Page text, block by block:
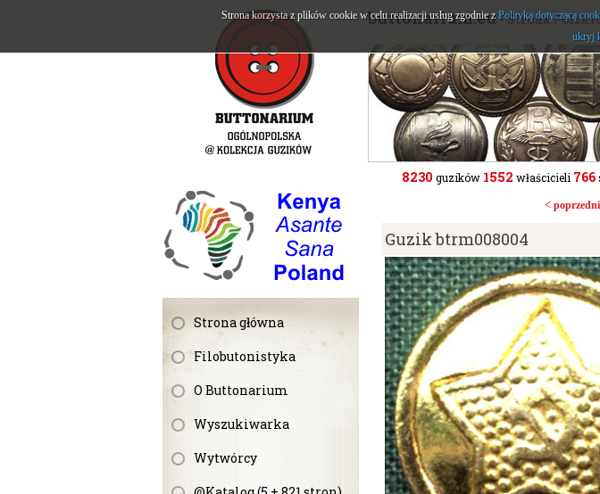
Strona główna
Filobutonistyka
O Buttonarium
Wyszukiwarka
Wytwórcy
buttonarium.eu- Strona
8230 guzików 1552 właścicieli 766
< poprzedni
Guzik btrm008004
Strona korzysta z plików cookie w celu realizacji usług zgodnie z Polityką dotyczącą
ukryj